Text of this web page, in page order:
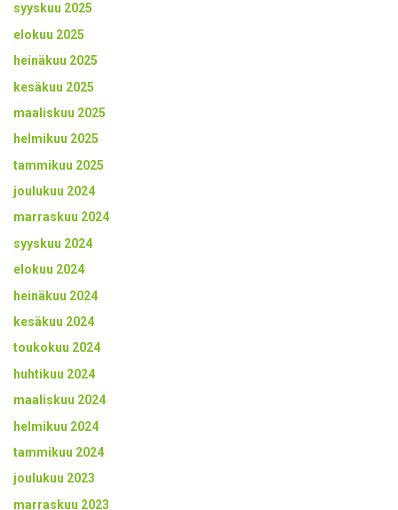
syyskuu 2025
elokuu 2025
heinäkuu 2025
kesäkuu 2025
maaliskuu 2025
helmikuu 2025
tammikuu 2025
joulukuu 2024
marraskuu 2024
syyskuu 2024
elokuu 2024
heinäkuu 2024
kesäkuu 2024
toukokuu 2024
huhtikuu 2024
maaliskuu 2024
helmikuu 2024
tammikuu 2024
joulukuu 2023
marraskuu 2023